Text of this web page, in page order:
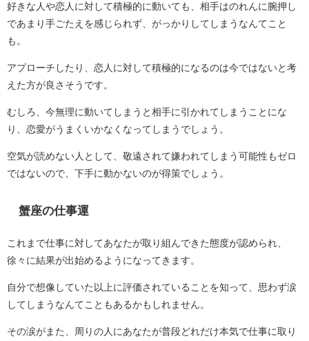
好きな人や恋人に対して積極的に動いても、相手はのれんに腕押し
であまり手ごたえを感じられず、がっかりしてしまうなんてこと
も。
アプローチしたり、恋人に対して積極的になるのは今ではないと考
えた方が良さそうです。
むしろ、今無理に動いてしまうと相手に引かれてしまうことにな
り、恋愛がうまくいかなくなってしまうでしょう。
空気が読めない人として、敬遠されて嫌われてしまう可能性もゼロ
ではないので、下手に動かないのが得策でしょう。
蟹座の仕事運
これまで仕事に対してあなたが取り組んできた態度が認められ、
徐々に結果が出始めるようになってきます。
自分で想像していた以上に評価されていることを知って、思わず涙
してしまうなんてこともあるかもしれません。
その涙がまた、周りの人にあなたが普段どれだけ本気で仕事に取り